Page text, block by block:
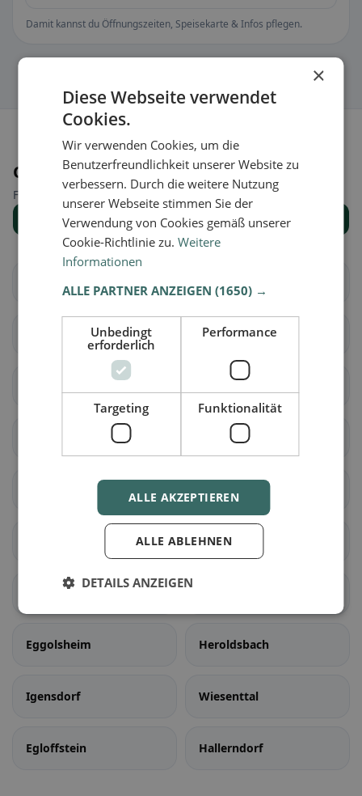
Damit kannst du Öffnungszeiten, Speisekarte & Infos pflegen.
Orte in der Nähe
Finde den passenden Ort für deine Restaurantsuche.
Alle Orte anzeigen
Kleinsendelbach
Minderleinsmühle Neunkirchen am Brand
Langensendelbach
Obertrubach
Ebermannstadt
Gräfenberg
Eggolsheim Heroldsbach
Igensdorf Wiesenttal
Egloffstein Hallerndorf
×
Diese Webseite verwendet
Cookies.
Wir verwenden Cookies, um die
Benutzerfreundlichkeit unserer Website zu
verbessern. Durch die weitere Nutzung
unserer Webseite stimmen Sie der
Verwendung von Cookies gemäß unserer
Cookie-Richtlinie zu.Weitere
Informationen
ALLE PARTNER ANZEIGEN(1650) →
Unbedingt
erforderlich
Performance
Targeting Funktionalität
ALLE AKZEPTIEREN
ALLE ABLEHNEN
DETAILS ANZEIGEN